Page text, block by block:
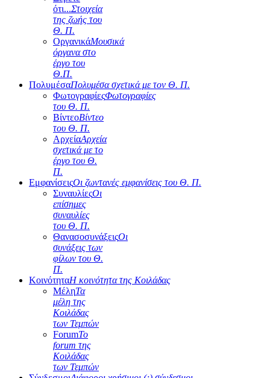
ότι...Στοιχεία
της ζωής του
Θ. Π.
ΟργανικάΜουσικά
όργανα στο
έργο του
Θ.Π.
ΠολυμέσαΠολυμέσα σχετικά με τον Θ. Π.
ΦωτογραφίεςΦωτογραφίες
του Θ. Π.
ΒίντεοΒίντεο
του Θ. Π.
ΑρχείαΑρχεία
σχετικά με το
έργο του Θ.
Π.
ΕμφανίσειςΟι ζωντανές εμφανίσεις του Θ. Π.
ΣυναυλίεςΟι
επίσημες
συναυλίες
του Θ. Π.
ΘανασοσυνάξειςΟι
συνάξεις των
φίλων του Θ.
Π.
ΚοινότηταΗ κοινότητα της Κοιλάδας
ΜέληΤα
μέλη της
Κοιλάδας
των Τεμπών
ForumΤο
forum της
Κοιλάδας
των Τεμπών